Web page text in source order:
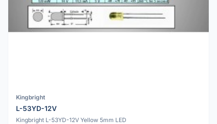
Kingbright
L-53YD-12V
Kingbright L-53YD-12V Yellow 5mm LED